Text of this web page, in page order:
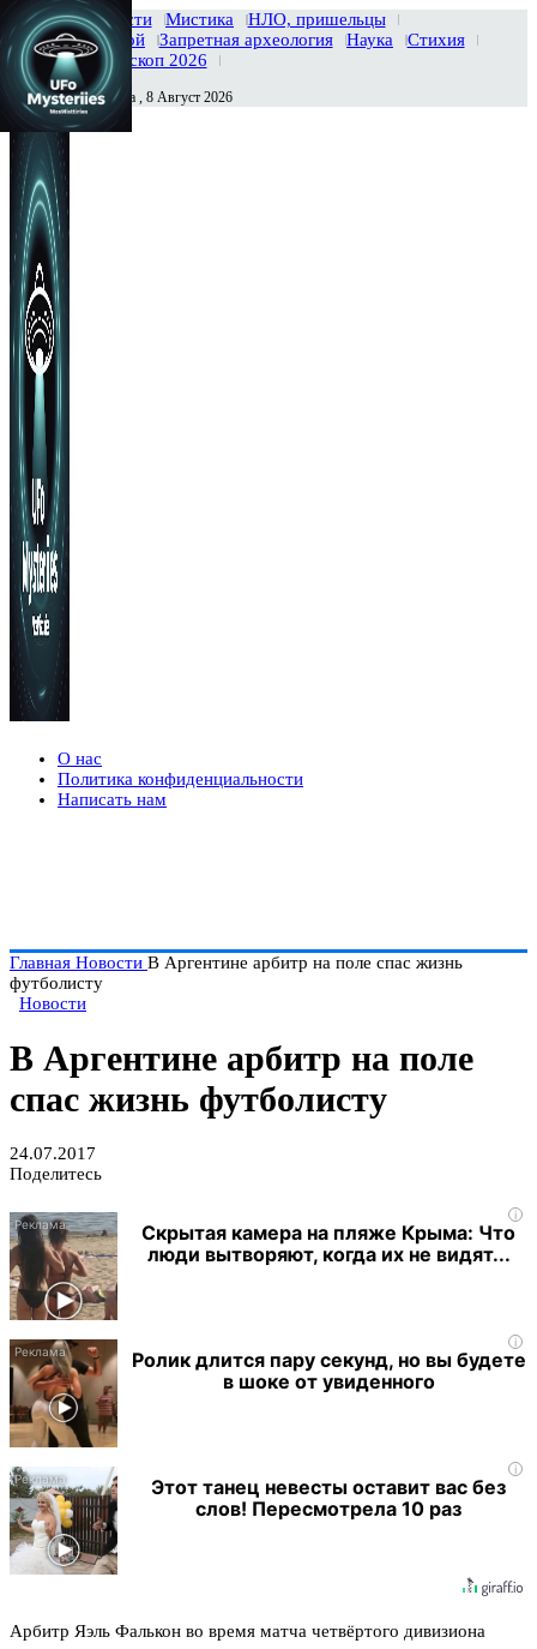
Главная Новости Мистика
НЛО, пришельцы
Тайны вселенной
Запретная археология Наука
Стихия
История
Гороскоп 2026
Сегодня Суббота , 8 Август 2026
О нас
Политика конфиденциальности
Написать нам
Главная Новости В Аргентине арбитр на поле спас жизнь
футболисту
Новости
В Аргентине арбитр на поле
спас жизнь футболисту
24.07.2017
Поделитесь
i
Скрытая камера на пляже Крыма: Что
люди вытворяют, когда их не видят...
i
Ролик длится пару секунд, но вы будете
в шоке от увиденного
i
Этот танец невесты оставит вас без
слов! Пересмотрела 10 раз
Арбитр Яэль Фалькон во время матча четвёртого дивизиона